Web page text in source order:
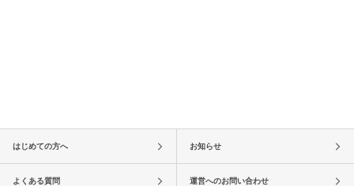
はじめての方へ お知らせ
よくある質問 運営へのお問い合わせ